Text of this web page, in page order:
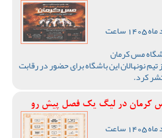
دوشنبه 12 مرداد ماه 1405 ساعت
مس کرمان
نونهالان این باشگاه برای حضور در رقابت
کرد.
مس کرمان در لیگ یک فصل پیش رو
دوشنبه 12 مرداد ماه 1405 ساعت